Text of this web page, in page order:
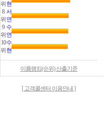
위 현
8
위
서
연
9
위
수
연
10
위
수
현
이름랭킹(순위) 산출기준
[ 고객콜센터 이용안내 ]